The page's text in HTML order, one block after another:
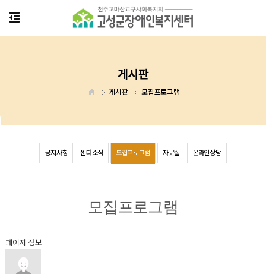
공지사항 센터소식 모집프로그램 자료실 온라인상담
게시판 모집프로그램
게시판
모집프로그램
페이지 정보